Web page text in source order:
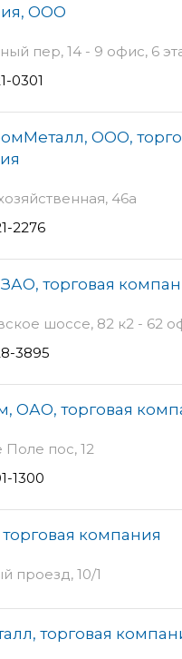
ООО
пер, 14 - 9 офис, 6
0301
ООО,
46а
2276
ЗАО, торговая
шоссе, 82 к2 - 62
3895
ОАО, торговая
пос, 12
1300
компания
проезд, 10/1
торговая